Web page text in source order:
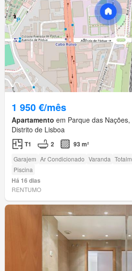
1 950 €/mês
Apartamento em Parque das
Distrito de Lisboa
T1 2 93 m²
Garajem Ar Condicionado Varanda
Piscina
Há 16 dias
RENTUMO